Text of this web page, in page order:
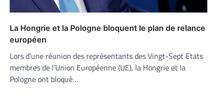
La Hongrie et la Pologne bloquent le plan de relance
européen
Lors d’une réunion des représentants des Vingt-Sept Etats
membres de l’Union Européenne (UE), la Hongrie et la
Pologne ont bloqué…